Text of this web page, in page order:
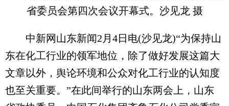
省委员会第四次会议开幕式。沙见龙 摄
中新网山东新闻2月4日电(沙见龙)“为保持山
东在化工行业的领军地位，除了做好发展这篇大
文章以外，舆论环境和公众对化工行业的认知度
也至关重要。”在此间举行的山东两会上，山东